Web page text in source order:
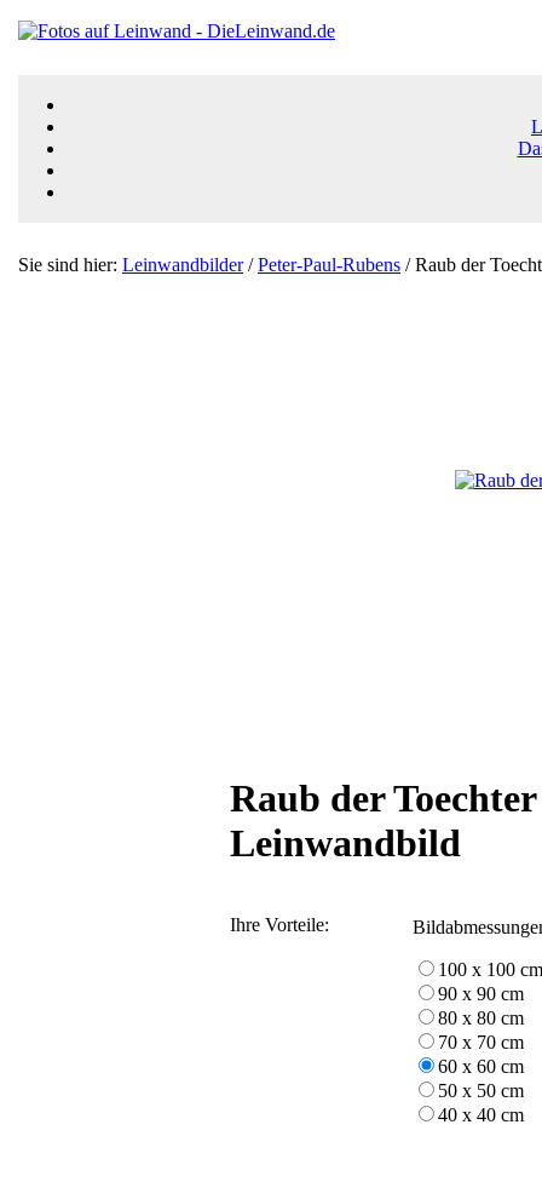
Sie sind hier: Leinwandbilder/Peter-Paul-Rubens / Raub der
Raub der
Leinwandbild
Ihre Vorteile:
100 x 100 cm
90 x 90 cm
80 x 80 cm
70 x 70 cm
60 x 60 cm
50 x 50 cm
40 x 40 cm